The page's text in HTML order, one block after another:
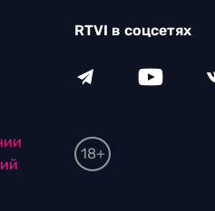
RTVI в соцсетях
18+